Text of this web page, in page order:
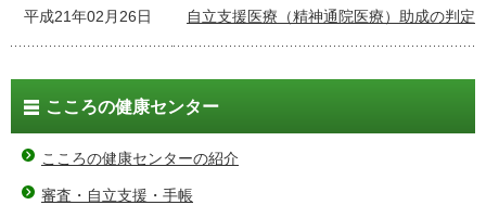
平成21年02月26日 自立支援医療（精神通院医療）助成の判定
こころの健康センター
こころの健康センターの紹介
審査・自立支援・手帳